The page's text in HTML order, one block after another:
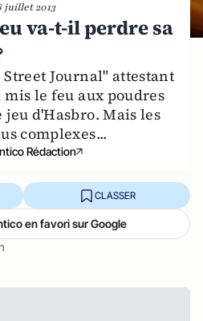
juillet 2013
va-t-il perdre sa
Journal" attestant
le feu aux poudres
jeu d'Hasbro. Mais les
complexes...
Rédaction
CLASSER
en favori sur Google